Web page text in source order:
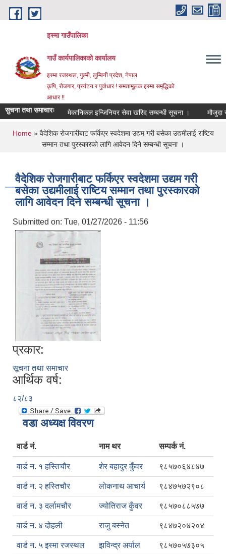
Skip to main content
इस्मा गाउँपालिका
गाउँ कार्यपालिकाको कार्यालय
इस्मा रजस्थल, गुल्मी, लुम्बिनी प्रदेश, नेपाल
कृषि, रोजगार, प्रर्यटन र पुर्वाधार ! समतामूलक इस्मा समृद्धिको
आधार !!
सुचना तथा समाचारःमेकानिकल इन्जिनियर सेवा खरिद सम्बन्धी सूचना । मौजुदा सूची
You are here
Home» वैदेशिक रोजगारीबाट फर्किएर स्वदेशमा उद्यम गरी बसेका उद्यमीलाई राष्टिय
सम्मान तथा पुरस्कारको लागि आवेदन दिने सम्बन्धी सूचना ।
वैदेशिक रोजगारीबाट फर्किएर स्वदेशमा उद्यम गरी
बसेका उद्यमीलाई राष्टिय सम्मान तथा पुरस्कारको
लागि आवेदन दिने सम्बन्धी सूचना ।
Submitted on: Tue, 01/27/2026 - 11:56
प्रकार:
सूचना तथा समाचार
आर्थिक वर्ष:
८२/८३
वडा अध्यक्ष विवरण
वार्ड नं. नाम थर सम्पर्क नं.
वार्ड न. १ हस्तिचौर शेर बहादुर कुँवर ९८५७०६४८४७
वार्ड न. २ हस्तिचौर लोकनाथ आचार्य ९८४७५७२९०८
वार्ड न. ३ दर्लामचौर ज्योतिराज कुँवर ९८५७०८८५७७
वार्ड न. ४ दोहली राजु बस्नेत ९८४७२०४२०४
वार्ड न. ५ इस्मा रजस्थल झविन्द्र अर्याल ९८५७०५७३०५